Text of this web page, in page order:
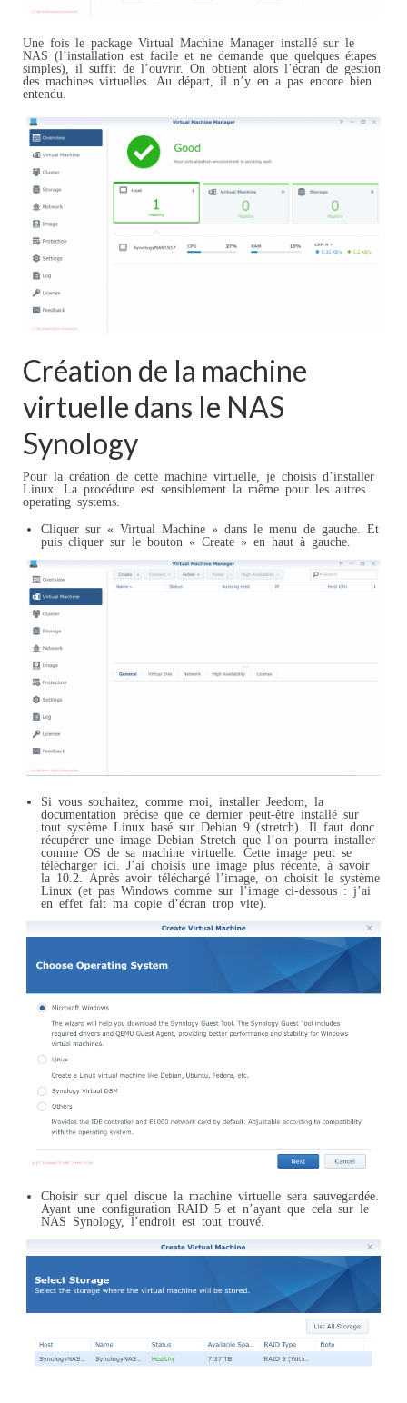
Une fois le package Virtual Machine Manager installé sur le
NAS (l’installation est facile et ne demande que quelques étapes
simples), il suffit de l’ouvrir. On obtient alors l’écran de gestion
des machines virtuelles. Au départ, il n’y en a pas encore bien
entendu.
Création de la machine
virtuelle dans le NAS
Synology
Pour la création de cette machine virtuelle, je choisis d’installer
Linux. La procédure est sensiblement la même pour les autres
operating systems.
Cliquer sur « Virtual Machine » dans le menu de gauche. Et
puis cliquer sur le bouton « Create » en haut à gauche.
Si vous souhaitez, comme moi, installer Jeedom, la
documentation précise que ce dernier peut-être installé sur
tout système Linux basé sur Debian 9 (stretch). Il faut donc
récupérer une image Debian Stretch que l’on pourra installer
comme OS de sa machine virtuelle. Cette image peut se
télécharger ici. J’ai choisis une image plus récente, à savoir
la 10.2. Après avoir téléchargé l’image, on choisit le système
Linux (et pas Windows comme sur l’image ci-dessous : j’ai
en effet fait ma copie d’écran trop vite).
Choisir sur quel disque la machine virtuelle sera sauvegardée.
Ayant une configuration RAID 5 et n’ayant que cela sur le
NAS Synology, l’endroit est tout trouvé.